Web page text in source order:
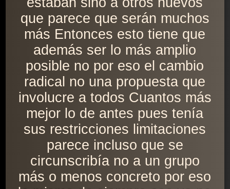
que parece que serán muchos
más Entonces esto tiene que
además ser lo más amplio
posible no por eso el cambio
radical no una propuesta que
involucre a todos Cuantos más
mejor lo de antes pues tenía
sus restricciones limitaciones
parece incluso que se
circunscribía no a un grupo
más o menos concreto por eso